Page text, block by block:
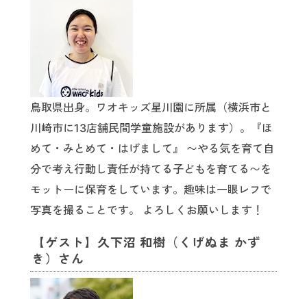
鳥取県出身。ワオキッズ星川園に所属（横浜市と
川崎市に13店舗民間学童施設があります）。『ほ
めて・みとめて・はげまして』 〜やる気を育て自
分で考え行動し責任が持てる子どもを育てる〜を
モットーに保育をしています。趣味は一眼レフで
写真を撮ることです。 よろしくお願いします！
【ゲスト】久下沼 和樹（くげぬま かず
き）さん